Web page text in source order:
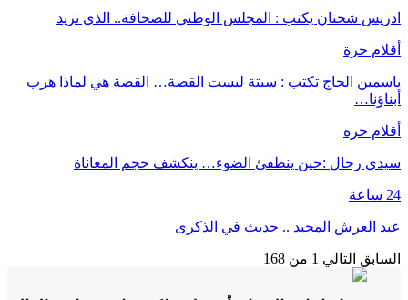
ادريس شحتان يكتب : المجلس الوطني للصحافة.. الذي نريد
أقلام حرة
ياسمين الحاج تكتب : سبتة ليست القصة… القصة هي لماذا هرب
أبناؤنا…
أقلام حرة
سيدي رحال :حين ينطفئ الضوء… ينكشف حجم المعاناة
24 ساعة
عيد العرش المجيد .. حديث في الذكرى
السابق التالي 1 من 168